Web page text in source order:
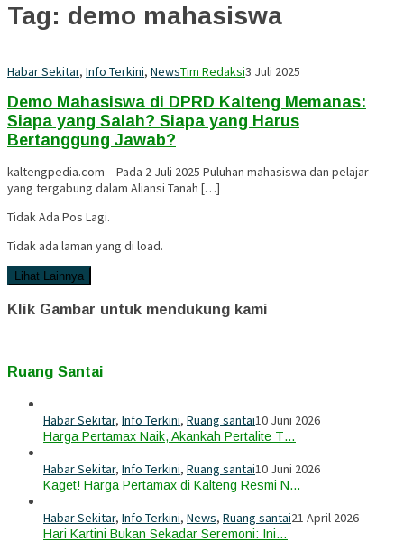
Tag: demo mahasiswa
Habar Sekitar, Info Terkini, NewsTim Redaksi3 Juli 2025
Demo Mahasiswa di DPRD Kalteng Memanas:
Siapa yang Salah? Siapa yang Harus
Bertanggung Jawab?
kaltengpedia.com – Pada 2 Juli 2025 Puluhan mahasiswa dan pelajar
yang tergabung dalam Aliansi Tanah […]
Tidak Ada Pos Lagi.
Tidak ada laman yang di load.
Lihat Lainnya
Klik Gambar untuk mendukung kami
Ruang Santai
Habar Sekitar, Info Terkini, Ruang santai10 Juni 2026
Harga Pertamax Naik, Akankah Pertalite T…
Habar Sekitar, Info Terkini, Ruang santai10 Juni 2026
Kaget! Harga Pertamax di Kalteng Resmi N…
Habar Sekitar, Info Terkini, News, Ruang santai21 April 2026
Hari Kartini Bukan Sekadar Seremoni: Ini…